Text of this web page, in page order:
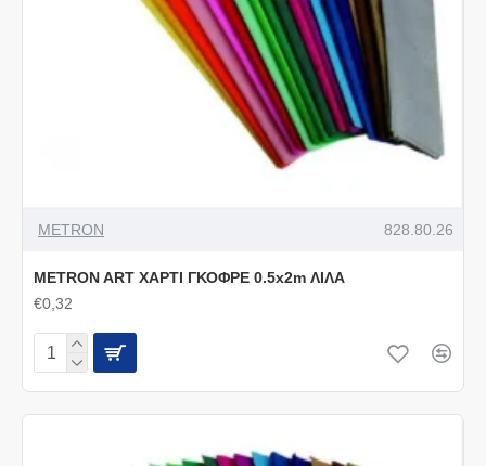
METRON 828.80.26
METRON ART ΧΑΡΤΙ ΓΚΟΦΡΕ 0.5x2m ΛΙΛΑ
€0,32